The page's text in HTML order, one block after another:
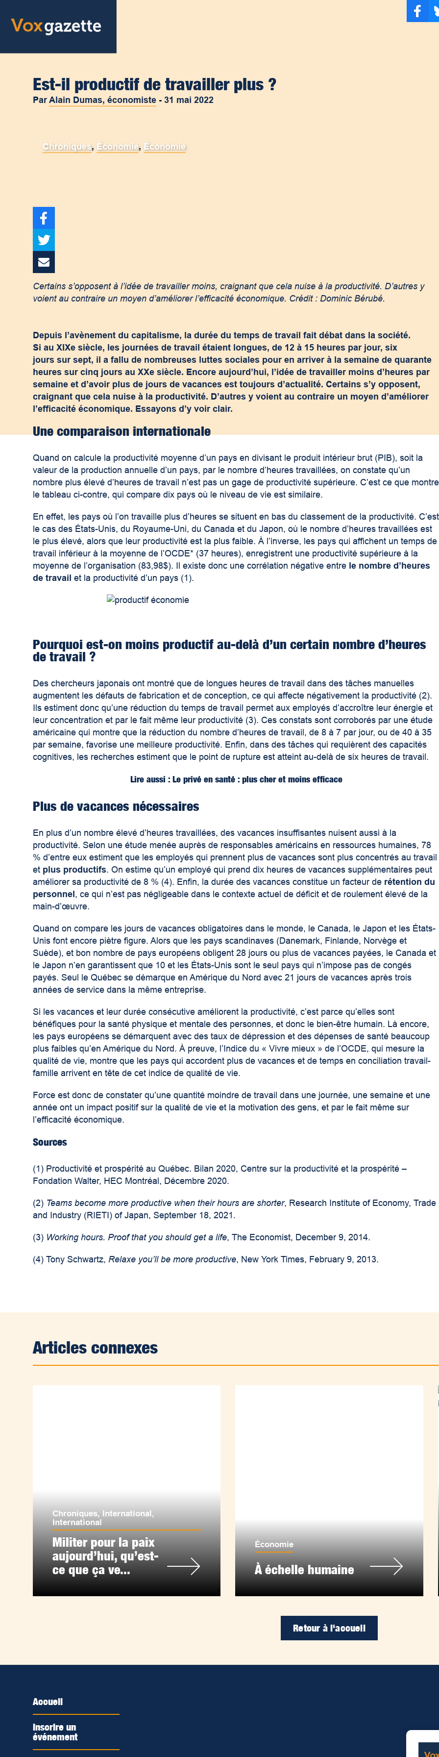
Est-il productif de travailler plus ?
ParAlain Dumas, économiste -31 mai 2022
Chroniques, Économie, Économie
Certains s’opposent à l’idée de travailler moins, craignant que cela nuise à la productivité. D’autres y
voient au contraire un moyen d’améliorer l’efficacité économique. Crédit : Dominic Bérubé.
Depuis l’avènement du capitalisme, la durée du temps de travail fait débat dans la société.
Si au XIXe siècle, les journées de travail étaient longues, de 12 à 15 heures par jour, six
jours sur sept, il a fallu de nombreuses luttes sociales pour en arriver à la semaine de quarante
heures sur cinq jours au XXe siècle. Encore aujourd’hui, l’idée de travailler moins d’heures par
semaine et d’avoir plus de jours de vacances est toujours d’actualité. Certains s’y opposent,
craignant que cela nuise à la productivité. D’autres y voient au contraire un moyen d’améliorer
l’efficacité économique. Essayons d’y voir clair.
Une comparaison internationale
Quand on calcule la productivité moyenne d’un pays en divisant le produit intérieur brut (PIB), soit la
valeur de la production annuelle d’un pays, par le nombre d’heures travaillées, on constate qu’un
nombre plus élevé d’heures de travail n’est pas un gage de productivité supérieure. C’est ce que montre
le tableau ci-contre, qui compare dix pays où le niveau de vie est similaire.
En effet, les pays où l’on travaille plus d’heures se situent en bas du classement de la productivité. C’est
le cas des États-Unis, du Royaume-Uni, du Canada et du Japon, où le nombre d’heures travaillées est
le plus élevé, alors que leur productivité est la plus faible. À l’inverse, les pays qui affichent un temps de
travail inférieur à la moyenne de l’OCDE* (37 heures), enregistrent une productivité supérieure à la
moyenne de l’organisation (83,98$). Il existe donc une corrélation négative entre le nombre d’heures
de travail et la productivité d’un pays (1).
Pourquoi est-on moins productif au-delà d’un certain nombre d’heures
de travail ?
Des chercheurs japonais ont montré que de longues heures de travail dans des tâches manuelles
augmentent les défauts de fabrication et de conception, ce qui affecte négativement la productivité (2).
Ils estiment donc qu’une réduction du temps de travail permet aux employés d’accroître leur énergie et
leur concentration et par le fait même leur productivité (3). Ces constats sont corroborés par une étude
américaine qui montre que la réduction du nombre d’heures de travail, de 8 à 7 par jour, ou de 40 à 35
par semaine, favorise une meilleure productivité. Enfin, dans des tâches qui requièrent des capacités
cognitives, les recherches estiment que le point de rupture est atteint au-delà de six heures de travail.
Lire aussi : Le privé en santé : plus cher et moins efficace
Plus de vacances nécessaires
En plus d’un nombre élevé d’heures travaillées, des vacances insuffisantes nuisent aussi à la
productivité. Selon une étude menée auprès de responsables américains en ressources humaines, 78
% d’entre eux estiment que les employés qui prennent plus de vacances sont plus concentrés au travail
et plus productifs. On estime qu’un employé qui prend dix heures de vacances supplémentaires peut
améliorer sa productivité de 8 % (4). Enfin, la durée des vacances constitue un facteur de rétention du
personnel , ce qui n’est pas négligeable dans le contexte actuel de déficit et de roulement élevé de la
main-d’œuvre.
Quand on compare les jours de vacances obligatoires dans le monde, le Canada, le Japon et les États-
Unis font encore piètre figure. Alors que les pays scandinaves (Danemark, Finlande, Norvège et
Suède), et bon nombre de pays européens obligent 28 jours ou plus de vacances payées, le Canada et
le Japon n’en garantissent que 10 et les États-Unis sont le seul pays qui n’impose pas de congés
payés. Seul le Québec se démarque en Amérique du Nord avec 21 jours de vacances après trois
années de service dans la même entreprise.
Si les vacances et leur durée consécutive améliorent la productivité, c’est parce qu’elles sont
bénéfiques pour la santé physique et mentale des personnes, et donc le bien-être humain. Là encore,
les pays européens se démarquent avec des taux de dépression et des dépenses de santé beaucoup
plus faibles qu’en Amérique du Nord. À preuve, l’Indice du « Vivre mieux » de l’OCDE, qui mesure la
qualité de vie, montre que les pays qui accordent plus de vacances et de temps en conciliation travail-
famille arrivent en tête de cet indice de qualité de vie.
Force est donc de constater qu’une quantité moindre de travail dans une journée, une semaine et une
année ont un impact positif sur la qualité de vie et la motivation des gens, et par le fait même sur
l’efficacité économique.
Sources
(1) Productivité et prospérité au Québec. Bilan 2020, Centre sur la productivité et la prospérité –
Fondation Walter, HEC Montréal, Décembre 2020.
(2) Teams become more productive when their hours are shorter, Research Institute of Economy, Trade
and Industry (RIETI) of Japan, September 18, 2021.
(3) Working hours. Proof that you should get a life, The Economist, December 9, 2014.
(4)Tony Schwartz, Relaxe you’ll be more productive, New York Times, February 9, 2013.
Articles connexes
Chroniques, International ,
International
Militer pour la paix
aujourd’hui, qu’est-
ce que ça ve...
Économie
À échelle humaine
Retour à l'accueil
Accueil
Inscrire un
événement